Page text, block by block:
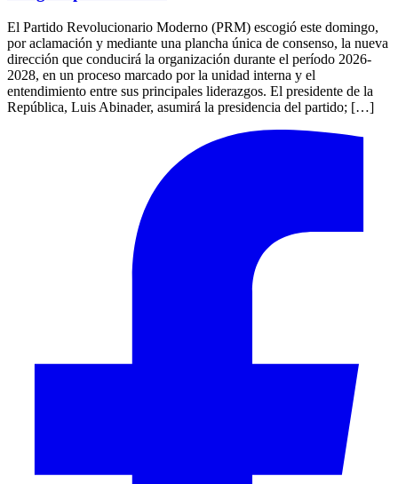
El Partido Revolucionario Moderno (PRM) escogió este domingo,
por aclamación y mediante una plancha única de consenso, la nueva
dirección que conducirá la organización durante el período 2026-
2028, en un proceso marcado por la unidad interna y el
entendimiento entre sus principales liderazgos. El presidente de la
República, Luis Abinader, asumirá la presidencia del partido; […]